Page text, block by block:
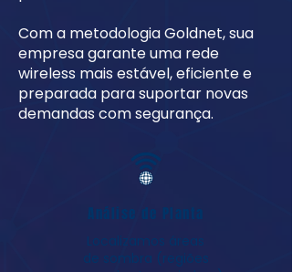
Com a metodologia Goldnet, sua
empresa garante uma rede
wireless mais estável, eficiente e
preparada para suportar novas
demandas com segurança.
Análise de Planta
Localizamos áreas
de sombra (regiões